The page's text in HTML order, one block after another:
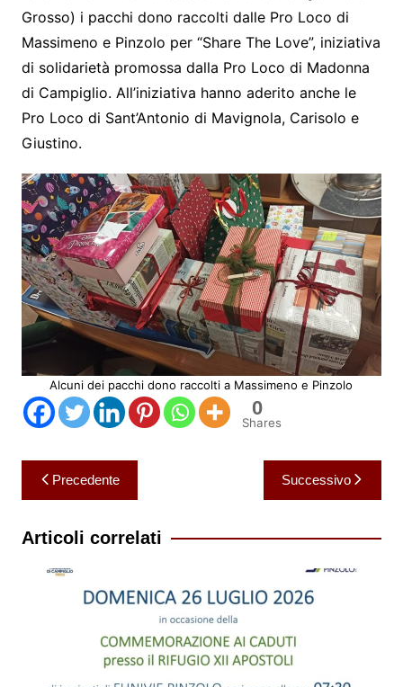
Grosso) i pacchi dono raccolti dalle Pro Loco di
Massimeno e Pinzolo per “Share The Love”, iniziativa
di solidarietà promossa dalla Pro Loco di Madonna
di Campiglio. All’iniziativa hanno aderito anche le
Pro Loco di Sant’Antonio di Mavignola, Carisolo e
Giustino.
Alcuni dei pacchi dono raccolti a Massimeno e Pinzolo
0
Shares
Navigazione
articoli
Precedente Successivo
Articoli correlati